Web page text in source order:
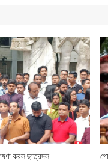
করল ছাত্রদল